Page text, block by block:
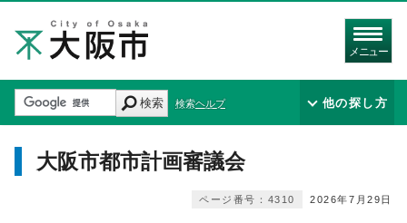
メニュー
検索 検索ヘルプ 他の探し方
大阪市都市計画審議会
2026年7月29日
ページ番号：4310